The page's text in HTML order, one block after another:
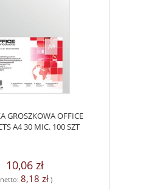
GROSZKOWA OFFICE
A4 30 MIC. 100 SZT
10,06 zł
8,18 zł)